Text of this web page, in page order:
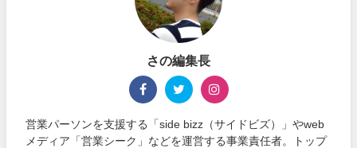
さの編集長
営業パーソンを支援する「side bizz（サイドビズ）」やweb
メディア「営業シーク」などを運営する事業責任者。トップ